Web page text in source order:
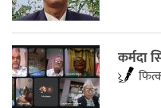
कर्मदा